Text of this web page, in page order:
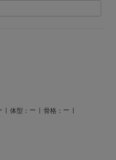
体型： ー 骨格： ー